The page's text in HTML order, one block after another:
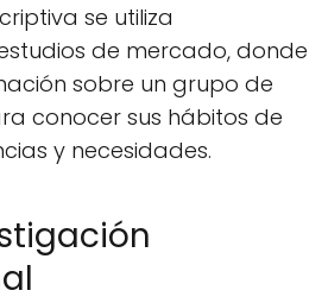
se utiliza
de mercado, donde
sobre un grupo de
conocer sus hábitos de
y necesidades.